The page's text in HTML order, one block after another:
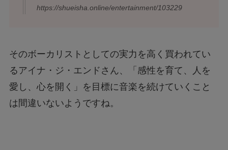
https://shueisha.online/entertainment/103229
そのボーカリストとしての実力を高く買われてい
るアイナ・ジ・エンドさん、「感性を育て、人を
愛し、心を開く」を目標に音楽を続けていくこと
は間違いないようですね。